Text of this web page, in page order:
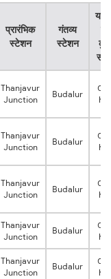
प्रारंभिक
स्टेशन
गंतव्य
स्टेशन
का
कुल
Thanjavur
Junction
Budalur
hrs
Thanjavur
Junction
Budalur
hrs
Thanjavur
Junction
Budalur
hrs
Thanjavur
Junction
Budalur
hrs
Thanjavur
Junction
Budalur
hrs